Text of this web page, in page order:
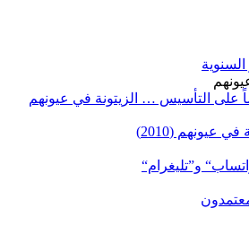
السنوية
على التأسيس … الزيتونة في عيونهم
في عيونهم (2010)
و”تليغرام“